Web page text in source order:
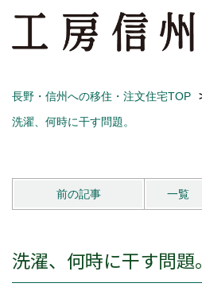
長野・信州への移住・注文住宅TOP
洗濯、何時に干す問題。
前の記事 一覧
洗濯、何時に干す問題。